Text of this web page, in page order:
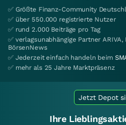
✅ Größte Finanz-Community
✅ über 550.000 registrierte Nutzer
✅ rund 2.000 Beiträge pro Tag
✅ verlagsunabhängige Partner
BörsenNews
✅ Jederzeit einfach handeln beim
✅ mehr als 25 Jahre Marktpräsenz
Jetzt Depot
Ihre